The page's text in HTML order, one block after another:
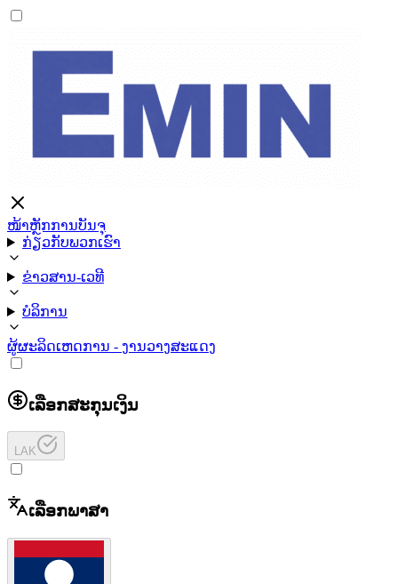
ໜ້າຫຼັກການບັນຈຸ
ກ່ຽວກັບພວກເຮົາ
ຂ່າວສານ-ເວທີ
ບໍລິການ
ຜູ້ຜະລິດເຫດການ - ງານວາງສະແດງ
ເລືອກສະກຸນເງິນ
LAK
ເລືອກພາສາ